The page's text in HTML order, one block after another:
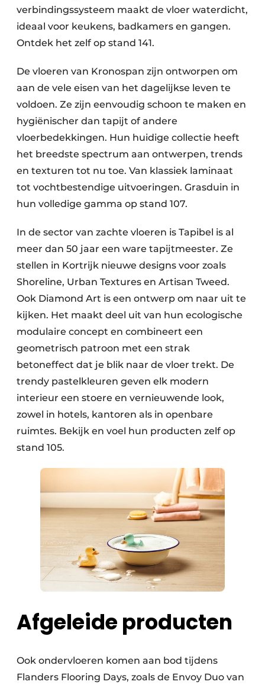
verbindingssysteem maakt de vloer waterdicht,
ideaal voor keukens, badkamers en gangen.
Ontdek het zelf op stand 141.
De vloeren van Kronospan zijn ontworpen om
aan de vele eisen van het dagelijkse leven te
voldoen. Ze zijn eenvoudig schoon te maken en
hygiënischer dan tapijt of andere
vloerbedekkingen. Hun huidige collectie heeft
het breedste spectrum aan ontwerpen, trends
en texturen tot nu toe. Van klassiek laminaat
tot vochtbestendige uitvoeringen. Grasduin in
hun volledige gamma op stand 107.
In de sector van zachte vloeren is Tapibel is al
meer dan 50 jaar een ware tapijtmeester. Ze
stellen in Kortrijk nieuwe designs voor zoals
Shoreline, Urban Textures en Artisan Tweed.
Ook Diamond Art is een ontwerp om naar uit te
kijken. Het maakt deel uit van hun ecologische
modulaire concept en combineert een
geometrisch patroon met een strak
betoneffect dat je blik naar de vloer trekt. De
trendy pastelkleuren geven elk modern
interieur een stoere en vernieuwende look,
zowel in hotels, kantoren als in openbare
ruimtes. Bekijk en voel hun producten zelf op
stand 105.
Afgeleide producten
Ook ondervloeren komen aan bod tijdens
Flanders Flooring Days, zoals de Envoy Duo van